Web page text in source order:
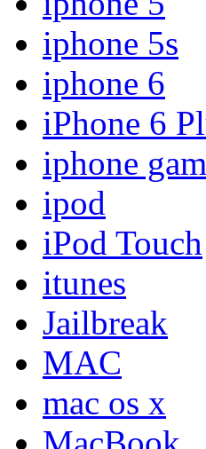
iphone 5s
iphone 6
iPhone 6
iphone
ipod
iPod Touch
itunes
Jailbreak
MAC
mac os x